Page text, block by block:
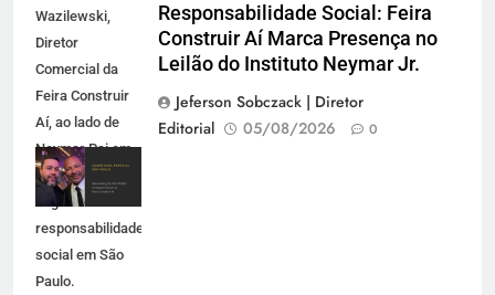
Wazilewski,
Diretor
Comercial da
Feira Construir
Aí, ao lado de
Neymar Pai em
evento de
negócios e
responsabilidade
social em São
Paulo.
Responsabilidade Social: Feira
Construir Aí Marca Presença no
Leilão do Instituto Neymar Jr.
Jeferson Sobczack | Diretor
Editorial
05/08/2026 0